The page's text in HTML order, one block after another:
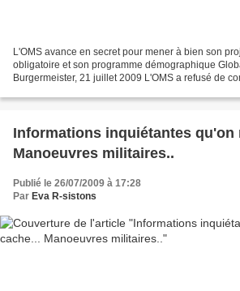
L'OMS avance en secret pour mener à bien son
obligatoire et son programme démographique
Burgermeister, 21 juillet 2009 L'OMS a refusé de
Informations inquiétantes qu'on
Manoeuvres militaires..
Publié le 26/07/2009 à 17:28
Par Eva R-sistons